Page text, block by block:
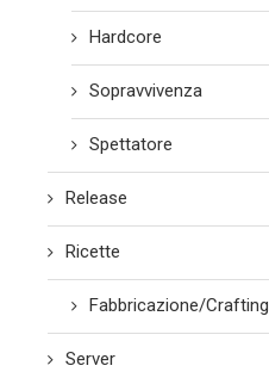
Hardcore
Sopravvivenza
Spettatore
Release
Ricette
Fabbricazione/Crafting
Server